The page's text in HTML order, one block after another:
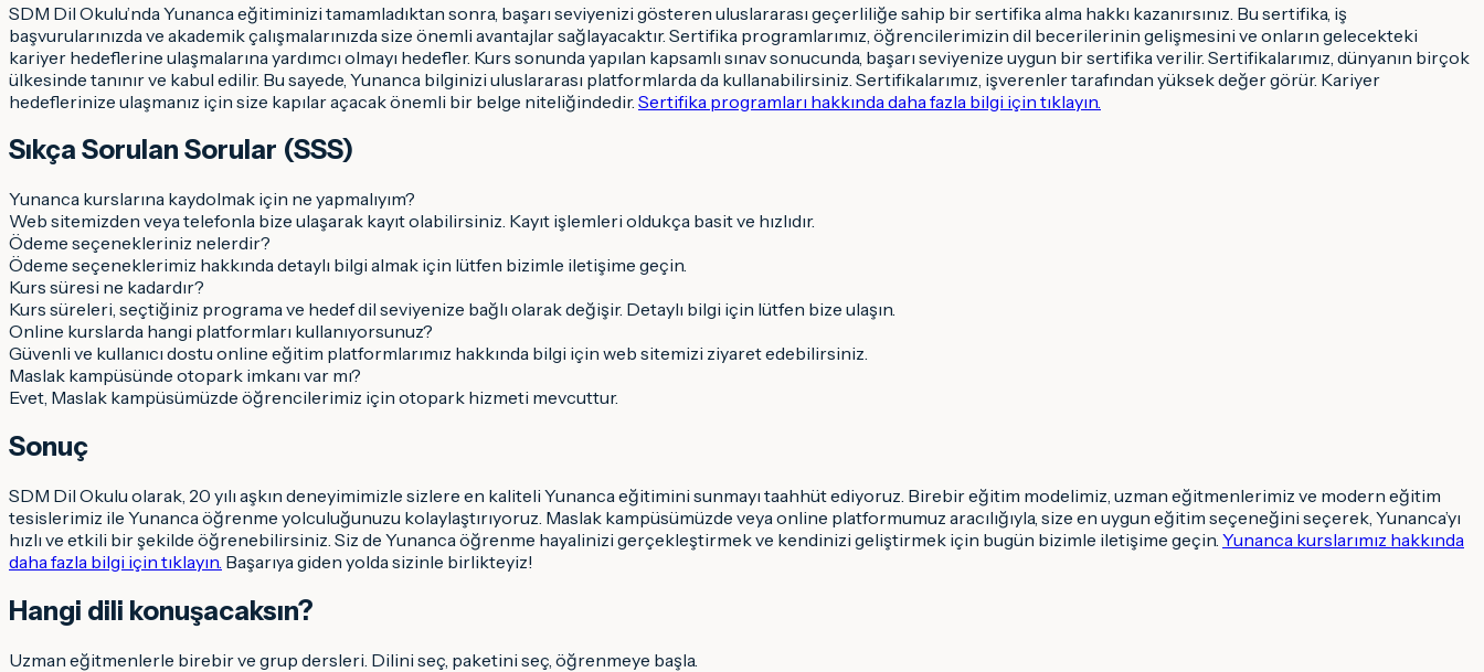
SDM Dil Okulu’nda Yunanca eğitiminizi tamamladıktan sonra, başarı seviyenizi gösteren uluslararası geçerliliğe sahip bir sertifika alma hakkı kazanırsınız. Bu sertifika, iş
başvurularınızda ve akademik çalışmalarınızda size önemli avantajlar sağlayacaktır. Sertifika programlarımız, öğrencilerimizin dil becerilerinin gelişmesini ve onların gelecekteki
kariyer hedeflerine ulaşmalarına yardımcı olmayı hedefler. Kurs sonunda yapılan kapsamlı sınav sonucunda, başarı seviyenize uygun bir sertifika verilir. Sertifikalarımız, dünyanın birçok
ülkesinde tanınır ve kabul edilir. Bu sayede, Yunanca bilginizi uluslararası platformlarda da kullanabilirsiniz. Sertifikalarımız, işverenler tarafından yüksek değer görür. Kariyer
hedeflerinize ulaşmanız için size kapılar açacak önemli bir belge niteliğindedir. Sertifika programları hakkında daha fazla bilgi için tıklayın.
Sıkça Sorulan Sorular (SSS)
Yunanca kurslarına kaydolmak için ne yapmalıyım?
Web sitemizden veya telefonla bize ulaşarak kayıt olabilirsiniz. Kayıt işlemleri oldukça basit ve hızlıdır.
Ödeme seçenekleriniz nelerdir?
Ödeme seçeneklerimiz hakkında detaylı bilgi almak için lütfen bizimle iletişime geçin.
Kurs süresi ne kadardır?
Kurs süreleri, seçtiğiniz programa ve hedef dil seviyenize bağlı olarak değişir. Detaylı bilgi için lütfen bize ulaşın.
Online kurslarda hangi platformları kullanıyorsunuz?
Güvenli ve kullanıcı dostu online eğitim platformlarımız hakkında bilgi için web sitemizi ziyaret edebilirsiniz.
Maslak kampüsünde otopark imkanı var mı?
Evet, Maslak kampüsümüzde öğrencilerimiz için otopark hizmeti mevcuttur.
Sonuç
SDM Dil Okulu olarak, 20 yılı aşkın deneyimimizle sizlere en kaliteli Yunanca eğitimini sunmayı taahhüt ediyoruz. Birebir eğitim modelimiz, uzman eğitmenlerimiz ve modern eğitim
tesislerimiz ile Yunanca öğrenme yolculuğunuzu kolaylaştırıyoruz. Maslak kampüsümüzde veya online platformumuz aracılığıyla, size en uygun eğitim seçeneğini seçerek, Yunanca’yı
hızlı ve etkili bir şekilde öğrenebilirsiniz. Siz de Yunanca öğrenme hayalinizi gerçekleştirmek ve kendinizi geliştirmek için bugün bizimle iletişime geçin. Yunanca kurslarımız hakkında
daha fazla bilgi için tıklayın. Başarıya giden yolda sizinle birlikteyiz!
Hangi dili konuşacaksın?
Uzman eğitmenlerle birebir ve grup dersleri. Dilini seç, paketini seç, öğrenmeye başla.